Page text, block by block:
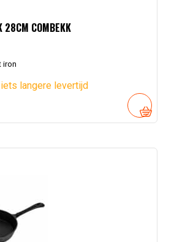
28CM COMBEKK
iron
langere levertijd